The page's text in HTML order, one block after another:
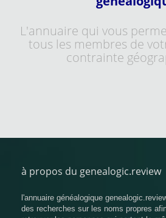
L'annuaire qui vous
tous les membres de
contrainte
à propos du genealogic.review
l'annuaire généalogique
des recherches sur les noms propres